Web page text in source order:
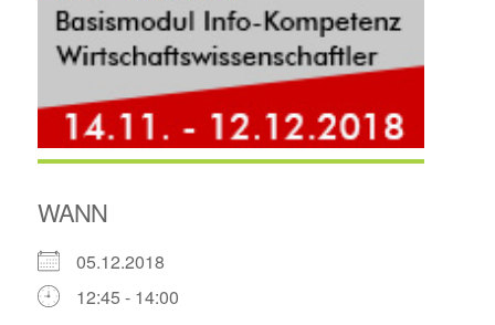
WANN
05.12.2018
12:45 - 14:00